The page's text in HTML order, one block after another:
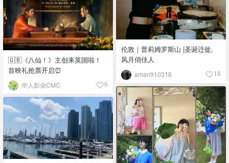
🇬🇧《八仙！》主创来英国啦！
首映礼抢票开启⏰
华人影业CMC 6
伦敦｜普莉姆罗斯山 |圣诞迁徙,
风月俏佳人
aman910316 18